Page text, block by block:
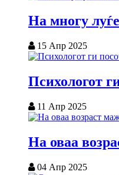
На многу
15 Апр 2025
Психологот
11 Апр 2025
На оваа
04 Апр 2025